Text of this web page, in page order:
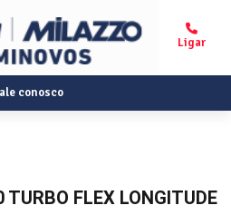
conosco
TURBO FLEX LONGITUDE